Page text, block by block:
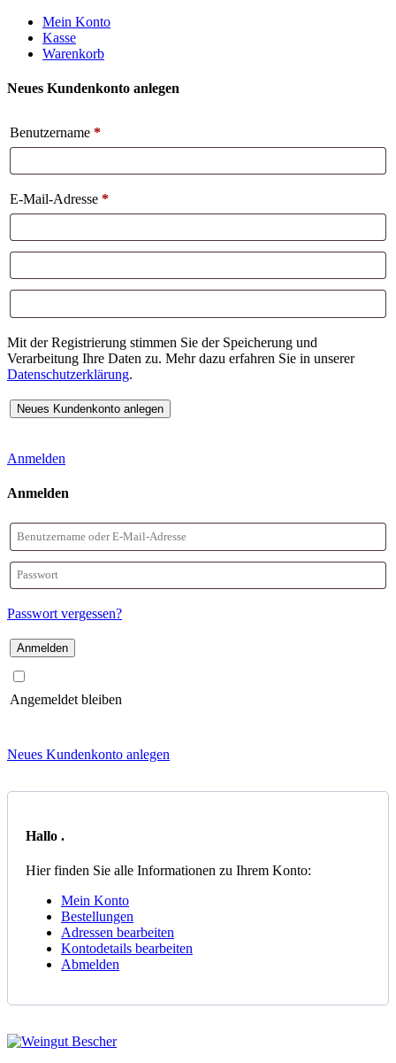
Weiter
zum
Inhalt
Mein Konto
Kasse
Warenkorb
Neues Kundenkonto anlegen
Benutzername *
E-Mail-Adresse *
Mit der Registrierung stimmen Sie der Speicherung und
Verarbeitung Ihre Daten zu. Mehr dazu erfahren Sie in unserer
Datenschutzerklärung.
Anmelden
Anmelden
Benutzername
oder
E-
Mail-
Adresse
Passwort
Passwort vergessen?
Angemeldet bleiben
Neues Kundenkonto anlegen
Hallo .
Hier finden Sie alle Informationen zu Ihrem Konto:
Mein Konto
Bestellungen
Adressen bearbeiten
Kontodetails bearbeiten
Abmelden